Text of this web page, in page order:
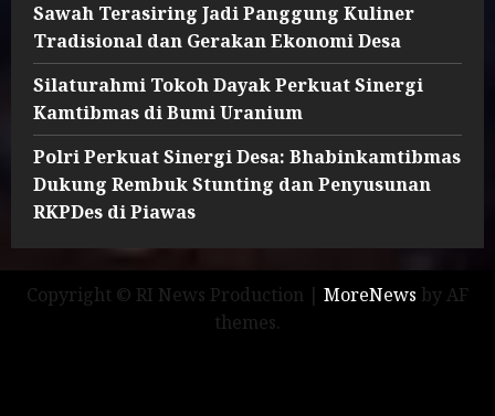
Sawah Terasiring Jadi Panggung Kuliner
Tradisional dan Gerakan Ekonomi Desa
Silaturahmi Tokoh Dayak Perkuat Sinergi
Kamtibmas di Bumi Uranium
Polri Perkuat Sinergi Desa: Bhabinkamtibmas
Dukung Rembuk Stunting dan Penyusunan
RKPDes di Piawas
Copyright © RI News Production | MoreNews by AF
themes.